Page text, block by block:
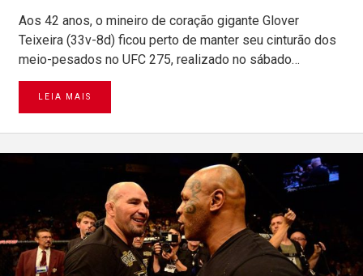
Aos 42 anos, o mineiro de coração gigante Glover
Teixeira (33v-8d) ficou perto de manter seu cinturão dos
meio-pesados no UFC 275, realizado no sábado…
LEIA MAIS